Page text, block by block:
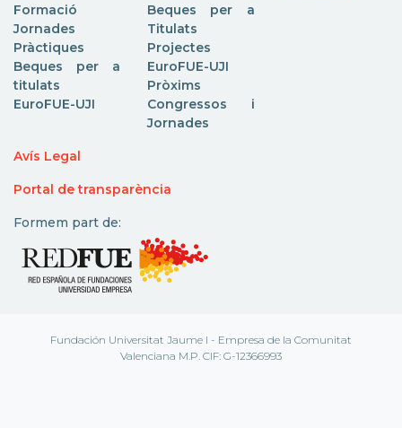
Formació
Jornades
Pràctiques
Beques per a
titulats
EuroFUE-UJI
Beques per a
Titulats
Projectes
EuroFUE-UJI
Pròxims
Congressos i
Jornades
Avís Legal
Portal de transparència
Formem part de:
Fundación Universitat Jaume I - Empresa de la Comunitat
Valenciana M.P. CIF: G-12366993